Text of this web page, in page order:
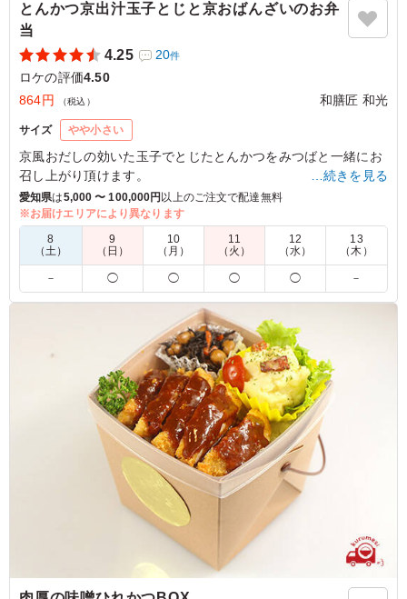
とんかつ京出汁玉子とじと京おばんざいのお弁
当
4.25
20件
ロケの評価4.50
864円
（税込） 和膳匠 和光
サイズ やや小さい
京風おだしの効いた玉子でとじたとんかつをみつばと一緒にお
召し上がり頂けます。
お出汁の餡かけふわふわのお豆腐の真丈や香り豊かな柚子なま
す、黒豆、人参の金平、お出汁をたっぷり含んだネギ入り出汁
巻き玉子等の京風おばんざいとご一緒にお楽しみいただけま
す。
5.0
今回の中で、男性人気NO１でした。「玉子とじ」とはあ
りますが写真の通り上半分は玉子がかかっていないタイプ
です。副菜もどれも手が込んでいて種類も多いので、見た
目から楽しめます。
ご利用シーン：ロケ・撮影›ロケ
愛知県名古屋市千種区東山元町2022/04/17
…続きを見る
愛知県は5,000 〜 100,000円 以上のご注文で配達無料
※お届けエリアにより異なります
8
（土）
9
（日）
10
（月）
11
（火）
12
（水）
13
（木）
－ ◯ ◯ ◯ ◯ －